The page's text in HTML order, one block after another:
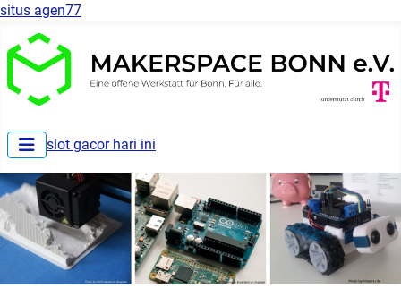
situs agen77
slot gacor hari ini